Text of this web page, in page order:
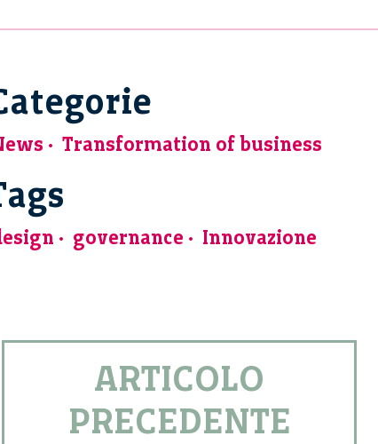
Transformation of business
governance Innovazione
ARTICOLO
PRECEDENTE